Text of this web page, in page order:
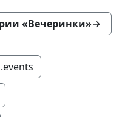
«Вечеринки»→